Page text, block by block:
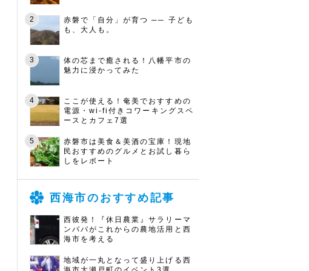
赤磐で「自分」が育つ ── 子ども
も、大人も。
体の芯まで癒される！八幡平市の
魅力に浸かってみた
ここが使える！奄美でおすすめの
電源・wi-fi付きコワーキングスペ
ースとカフェ7選
赤磐市は美食＆美酒の宝庫！現地
民おすすめのグルメとお試し暮ら
しをレポート
西海市のおすすめ記事
西彼発！『休日農業』サラリーマ
ンパパがこれからの農地活用と西
海市を考える
地域が一丸となって盛り上げる西